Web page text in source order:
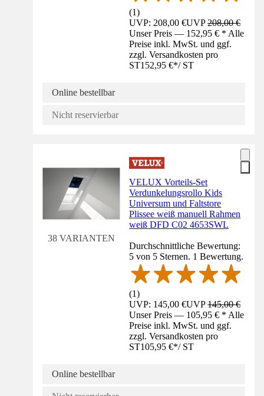
(1)
UVP: 208,00 €UVP208,00 €
Unser Preis — 152,95 € * Alle
Preise inkl. MwSt. und ggf.
zzgl. Versandkosten pro
ST152,95 €*/ ST
Online bestellbar
Nicht reservierbar
38 VARIANTEN
VELUX Vorteils-Set
Verdunkelungsrollo Kids
Universum und Faltstore
Plissee weiß manuell Rahmen
weiß DFD C02 4653SWL
Durchschnittliche Bewertung:
5 von 5 Sternen. 1 Bewertung.
(1)
UVP: 145,00 €UVP145,00 €
Unser Preis — 105,95 € * Alle
Preise inkl. MwSt. und ggf.
zzgl. Versandkosten pro
ST105,95 €*/ ST
Online bestellbar